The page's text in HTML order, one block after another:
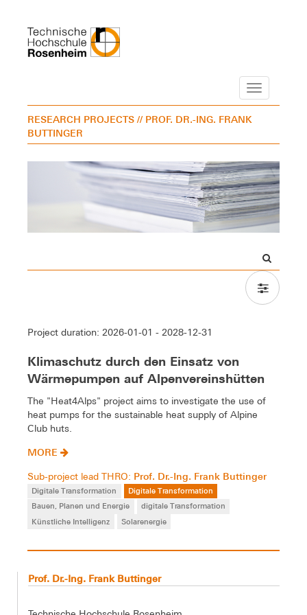
Navigation
RESEARCH PROJECTS // PROF. DR.-ING. FRANK
BUTTINGER
Project duration: 2026-01-01 - 2028-12-31
Klimaschutz durch den Einsatz von
Wärmepumpen auf Alpenvereinshütten
The "Heat4Alps" project aims to investigate the use of
heat pumps for the sustainable heat supply of Alpine
Club huts.
MORE
Sub-project lead THRO: Prof. Dr.-Ing. Frank Buttinger
Digitale Transformation
Digitale Transformation
Bauen, Planen und Energie
digitale Transformation
Künstliche Intelligenz
Solarenergie
Prof. Dr.-Ing. Frank Buttinger